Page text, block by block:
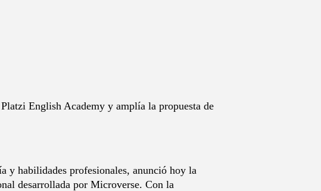
English Academy y amplía la propuesta de
y habilidades profesionales, anunció hoy la
desarrollada por Microverse. Con la